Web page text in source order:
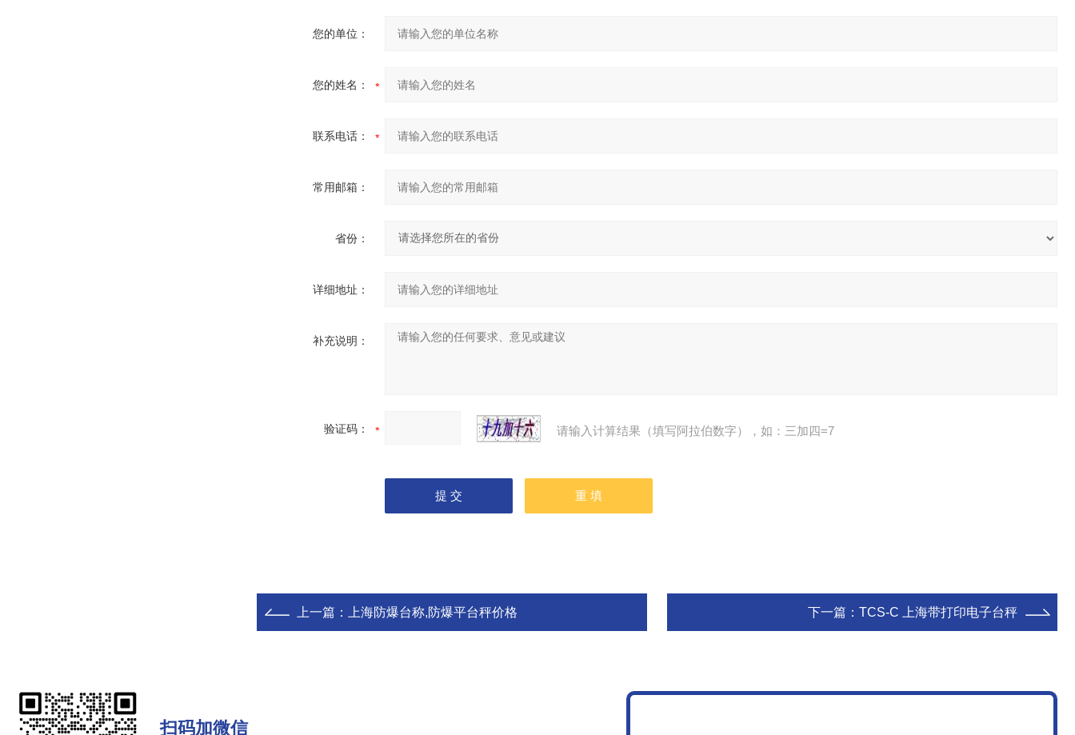
您的单位：
您的姓名：
联系电话：
常用邮箱：
省份：
详细地址：
补充说明：
验证码： 请输入计算结果（填写阿拉伯数字），如：三加四=7
上一篇： 上海防爆台称,防爆平台秤价格 下一篇： TCS-C 上海带打印电子台秤
扫码加微信